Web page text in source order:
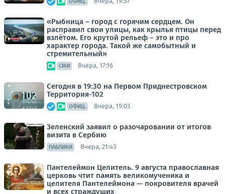
«Рыбница – город с горячим сердцем. Он
расправил свои улицы, как крылья птицы перед
взлётом. Его крутой рельеф – это и про
характер города. Такой же самобытный и
стремительный»
СМИ Вчера, 17:16
Сегодня в 19:30 на Первом Приднестровском
Территория-102
ОФИЦ. Вчера, 19:03
Зеленский заявил о разочаровании от итогов
визита в Сербию
ПАБЛИКИ Вчера, 21:43
Пантелеймон Целитель. 9 августа православная
церковь чтит память великомученика и
целителя Пантелеймона — покровителя врачей
и всех страждущих